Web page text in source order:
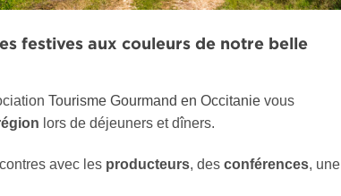
festives aux couleurs de notre belle
Tourisme Gourmand en Occitanie vous
lors de déjeuners et dîners.
avec les producteurs, des conférences, une